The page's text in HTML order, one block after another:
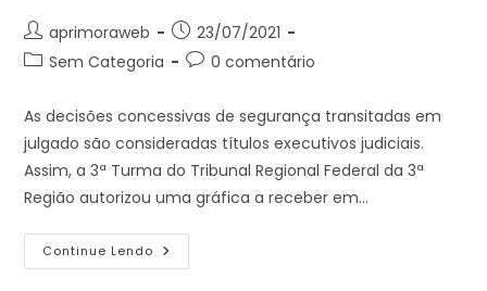
Autor
do
aprimoraweb
Post
publicado:
23/07/2021
Categoria
post:
Sem Categoria
Comentários
post:
0 comentário
As decisões concessivas de segurança transitadas em
julgado são consideradas títulos executivos judiciais.
Assim, a 3ª Turma do Tribunal Regional Federal da 3ª
Região autorizou uma gráfica a receber em…
Continue Lendo TRF-
3